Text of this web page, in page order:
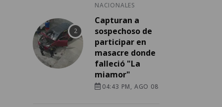
NACIONALES
Capturan a
sospechoso de
participar en
masacre donde
falleció "La
miamor"
04:43 PM, AGO 08